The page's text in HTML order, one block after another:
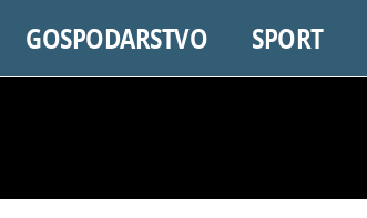
GOSPODARSTVO SPORT